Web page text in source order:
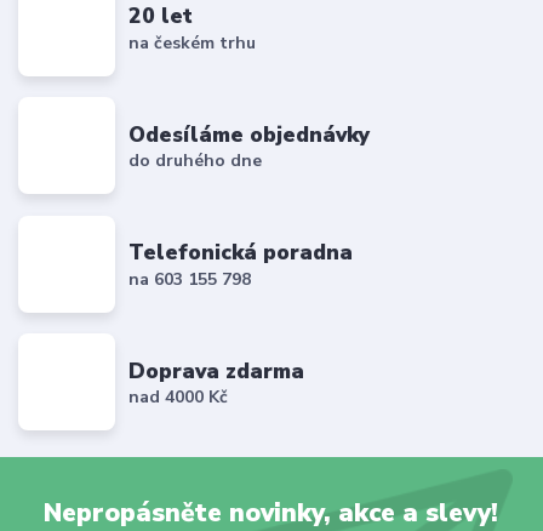
20 let
na českém trhu
Odesíláme objednávky
do druhého dne
Telefonická poradna
na 603 155 798
Doprava zdarma
nad 4000 Kč
Nepropásněte novinky, akce a slevy!